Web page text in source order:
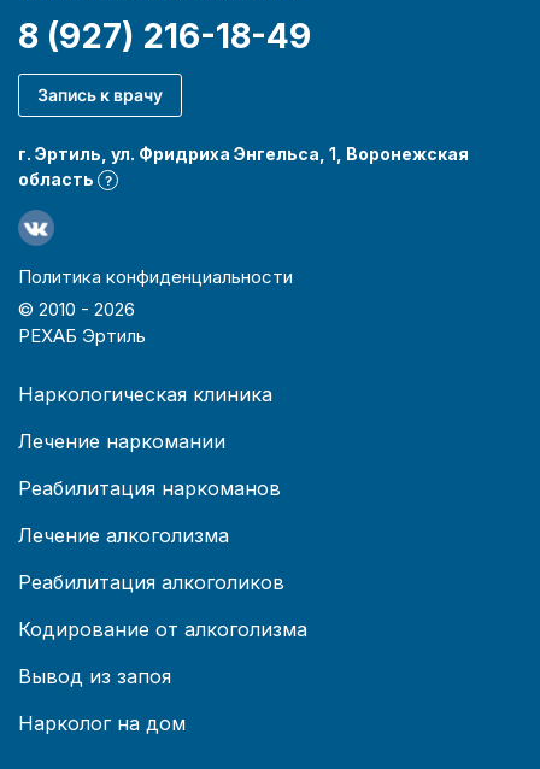
8 (927) 216-18-49
Запись к врачу
г. Эртиль, ул. Фридриха Энгельса, 1, Воронежская
область
?
Политика конфиденциальности
© 2010 - 2026
РЕХАБ Эртиль
Наркологическая клиника
Лечение наркомании
Реабилитация наркоманов
Лечение алкоголизма
Реабилитация алкоголиков
Кодирование от алкоголизма
Вывод из запоя
Нарколог на дом